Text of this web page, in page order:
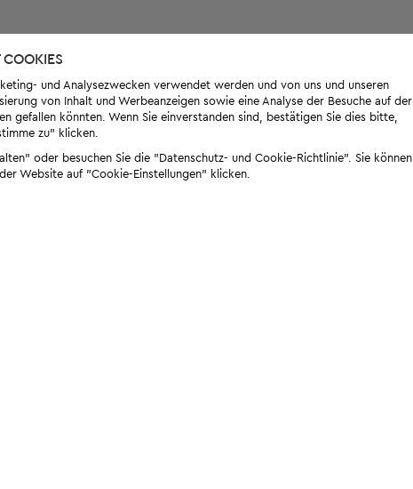
COOKIES
und Analysezwecken verwendet werden und von uns und unseren
von Inhalt und Werbeanzeigen sowie eine Analyse der Besuche auf der
gefallen könnten. Wenn Sie einverstanden sind, bestätigen Sie dies bitte,
zu" klicken.
oder besuchen Sie die "Datenschutz- und Cookie-Richtlinie". Sie können
Website auf "Cookie-Einstellungen" klicken.